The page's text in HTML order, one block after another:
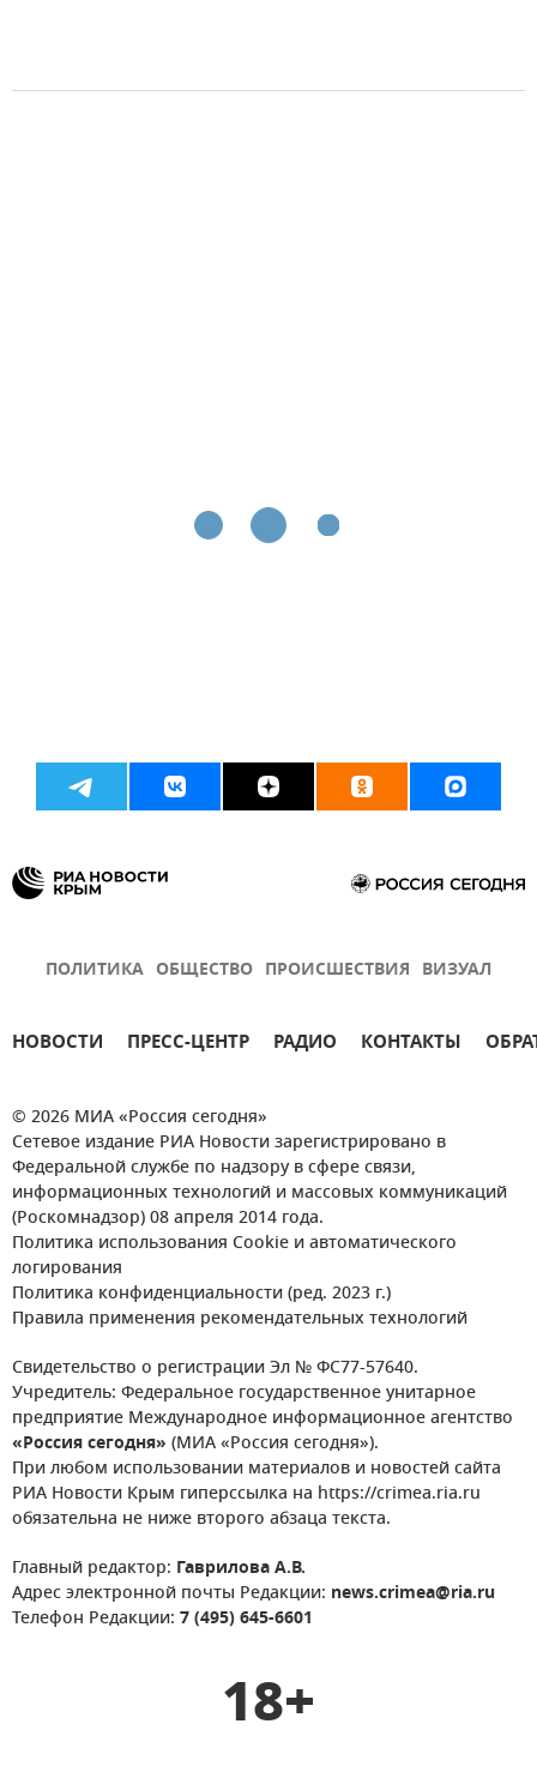
ПОЛИТИКА ОБЩЕСТВО ПРОИСШЕСТВИЯ ВИЗУАЛ
НОВОСТИ ПРЕСС-ЦЕНТР РАДИО КОНТАКТЫ
© 2026 МИА «Россия сегодня»
Сетевое издание РИА Новости зарегистрировано в
Федеральной службе по надзору в сфере связи,
информационных технологий и массовых коммуникаций
(Роскомнадзор) 08 апреля 2014 года.
Политика использования Cookie и автоматического
логирования
Политика конфиденциальности (ред. 2023 г.)
Правила применения рекомендательных технологий
Свидетельство о регистрации Эл № ФС77-57640.
Учредитель: Федеральное государственное унитарное
предприятие Международное информационное агентство
«Россия сегодня» (МИА «Россия сегодня»).
При любом использовании материалов и новостей сайта
РИА Новости Крым гиперссылка на https://crimea.ria.ru
обязательна не ниже второго абзаца текста.
Главный редактор: Гаврилова А.В.
Адрес электронной почты Редакции: news.crimea@ria.ru
Телефон Редакции: 7 (495) 645-6601
18+